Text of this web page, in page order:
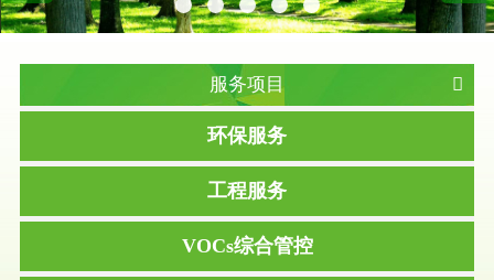
服务项目
环保服务
工程服务
VOCs综合管控